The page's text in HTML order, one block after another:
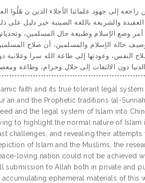
إلى جهود علمائنا الأجلاء الذين ن هََلُوا
والشريعة باللغة الصينية خير دليل على
وضع الإسلام وطبيعة حال المسلمين،
حالة الإسلام والمسلمين، أن صلاح
النفس، وعودتها إلى طاعة الله سرا وعلانية
دون الالتفات إلى حلال وحرام، وطاعة
faith and its true tolerant legal
and the Prophetic traditions (al-
and the legal system of Islam into
to highlight the normal nature of
challenges, and revealing their
of Islam and the Muslims, the
loving nation could not be achieved
submission to Allah both in private and
accumulating ephemeral materials of